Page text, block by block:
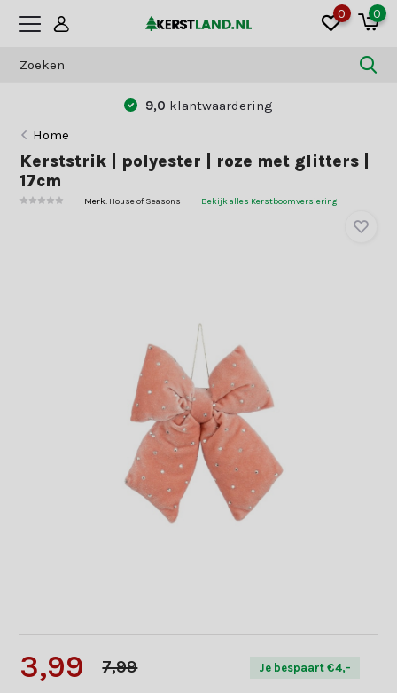
0 0
9,0 klantwaardering
Home
Kerststrik | polyester | roze met glitters |
17cm
Merk: House of Seasons Bekijk alles Kerstboomversiering
3,99 7,99 Je bespaart €4,-